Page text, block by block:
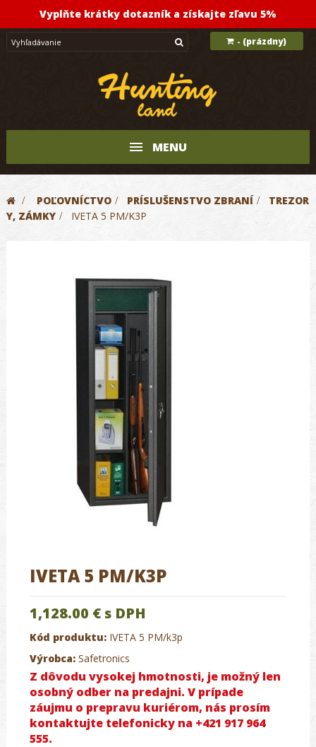
Vyplňte krátky dotazník a získajte zľavu 5%
- (prázdny)
MENU
> POĽOVNÍCTVO > PRÍSLUŠENSTVO ZBRANÍ >
TREZOR
Y, ZÁMKY > IVETA 5 PM/K3P
IVETA 5 PM/K3P
1,128.00 € s DPH
Kód produktu: IVETA 5 PM/k3p
Výrobca: Safetronics
Z dôvodu vysokej hmotnosti, je možný len
osobný odber na predajni. V prípade
záujmu o prepravu kuriérom, nás prosím
kontaktujte telefonicky na +421 917 964
555.